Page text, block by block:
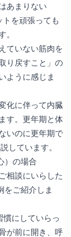
あまりない
を頑張っても
ていない筋肉を
り戻すこと」の
ように感じま
化に伴って内臓
す。更年期と体
いのに更年期で
しています。
）の場合
相談にいらした
をご紹介しま
にしていらっ
が前に開き、呼